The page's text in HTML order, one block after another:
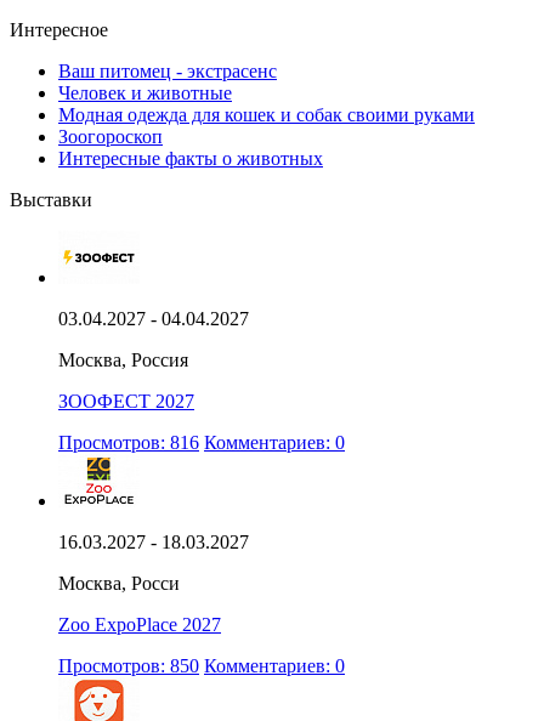
Интересное
Ваш питомец - экстрасенс
Человек и животные
Модная одежда для кошек и собак своими руками
Зоогороскоп
Интересные факты о животных
Выставки
03.04.2027 - 04.04.2027
Москва, Россия
ЗООФЕСТ 2027
Просмотров: 816 Комментариев: 0
16.03.2027 - 18.03.2027
Москва, Росси
Zoo ExpoPlace 2027
Просмотров: 850 Комментариев: 0